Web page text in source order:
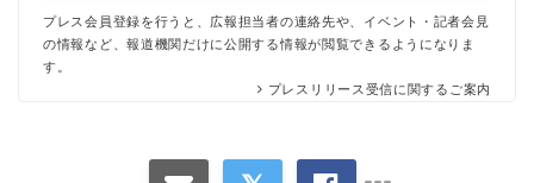
プレス会員登録を行うと、広報担当者の連絡先や、イベント・記者会見
の情報など、報道機関だけに公開する情報が閲覧できるようになりま
す。
プレスリリース受信に関するご案内